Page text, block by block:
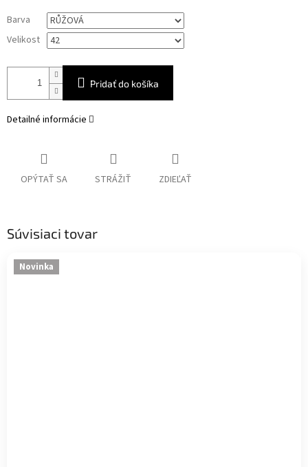
Jednotková
cena:
Barva
Velikost
Pridať do košíka
Detailné informácie
OPÝTAŤ SA STRÁŽIŤ ZDIEĽAŤ
Súvisiaci tovar
Novinka